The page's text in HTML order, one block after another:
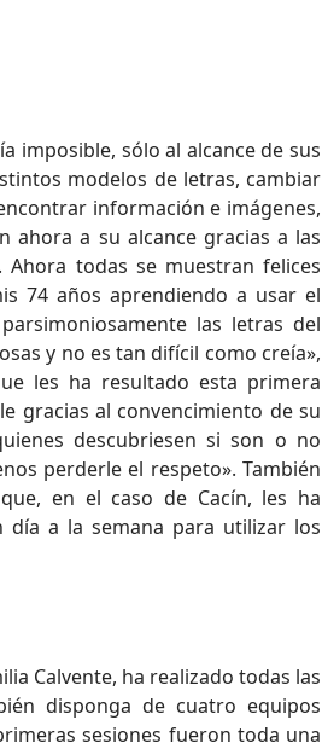
imposible, sólo al alcance de sus
modelos de letras, cambiar
información e imágenes,
ahora a su alcance gracias a las
Ahora todas se muestran felices
74 años aprendiendo a usar el
las letras del
y no es tan difícil como creía»,
les ha resultado esta primera
gracias al convencimiento de su
descubriesen si son o no
perderle el respeto». También
en el caso de Cacín, les ha
día a la semana para utilizar los
Calvente, ha realizado todas las
disponga de cuatro equipos
sesiones fueron toda una